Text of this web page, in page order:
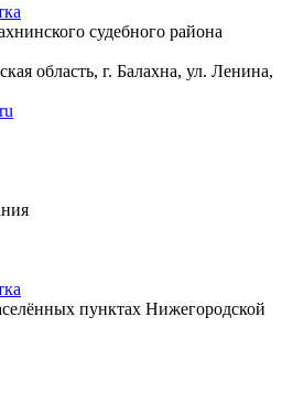
судебного района
область, г. Балахна, ул. Ленина,
пунктах Нижегородской